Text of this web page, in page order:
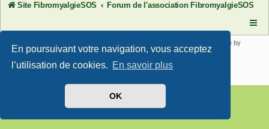
En poursuivant votre navigation, vous acceptez
l’utilisation de cookies. En savoir plus
OK
Site FibromyalgieSOS Forum de l'association FibromyalgieSOS
® Forum Software © phpBB Limited | SE Square by
PhpBB3 BBCodes
Traduit parphpBB-fr.com